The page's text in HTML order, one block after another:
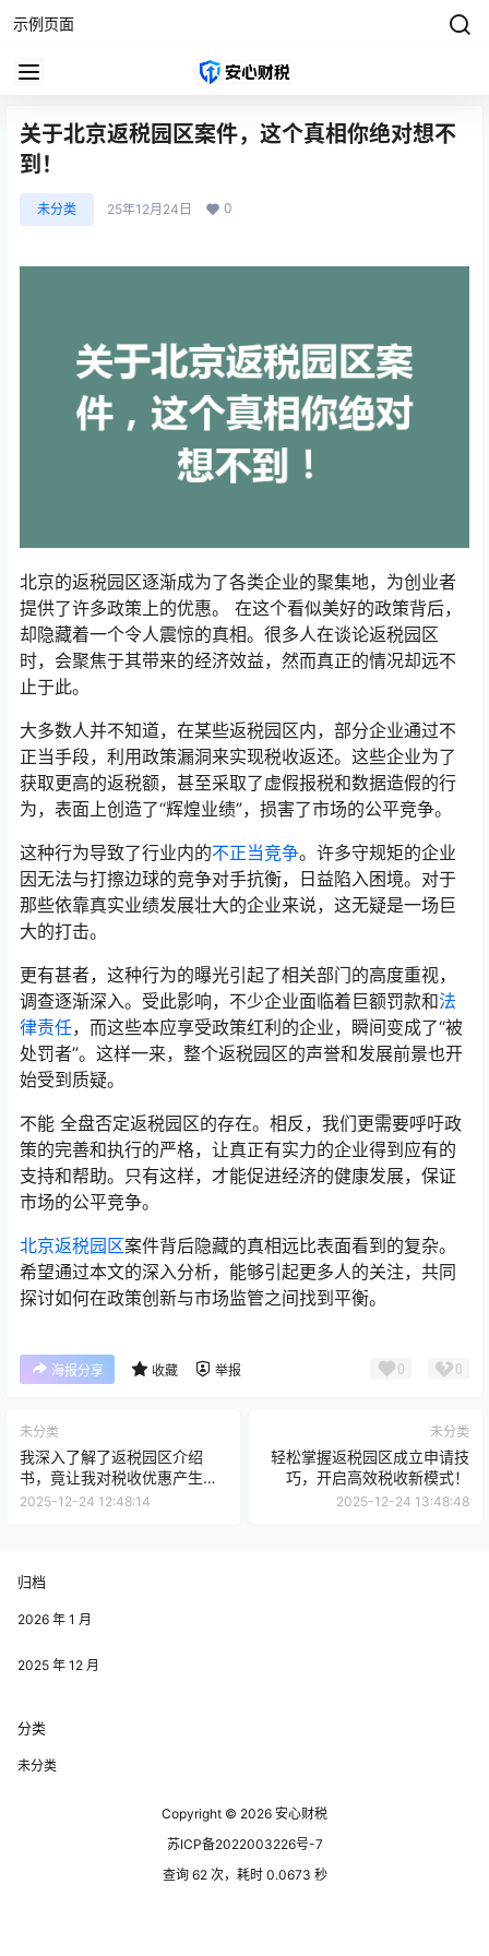
示例页面
关于北京返税园区案件，这个真相你绝对想不
到！
未分类 25年12月24日 0
北京的返税园区逐渐成为了各类企业的聚集地，为创业者
提供了许多政策上的优惠。 在这个看似美好的政策背后，
却隐藏着一个令人震惊的真相。很多人在谈论返税园区
时，会聚焦于其带来的经济效益，然而真正的情况却远不
止于此。
大多数人并不知道，在某些返税园区内，部分企业通过不
正当手段，利用政策漏洞来实现税收返还。这些企业为了
获取更高的返税额，甚至采取了虚假报税和数据造假的行
为，表面上创造了“辉煌业绩”，损害了市场的公平竞争。
这种行为导致了行业内的不正当竞争。许多守规矩的企业
因无法与打擦边球的竞争对手抗衡，日益陷入困境。对于
那些依靠真实业绩发展壮大的企业来说，这无疑是一场巨
大的打击。
更有甚者，这种行为的曝光引起了相关部门的高度重视，
调查逐渐深入。受此影响，不少企业面临着巨额罚款和法
律责任，而这些本应享受政策红利的企业，瞬间变成了“被
处罚者”。这样一来，整个返税园区的声誉和发展前景也开
始受到质疑。
不能 全盘否定返税园区的存在。相反，我们更需要呼吁政
策的完善和执行的严格，让真正有实力的企业得到应有的
支持和帮助。只有这样，才能促进经济的健康发展，保证
市场的公平竞争。
北京返税园区案件背后隐藏的真相远比表面看到的复杂。
希望通过本文的深入分析，能够引起更多人的关注，共同
探讨如何在政策创新与市场监管之间找到平衡。
海报分享 收藏 举报 0 0
未分类
我深入了解了返税园区介绍
书，竟让我对税收优惠产生了
新认知！
2025-12-24 12:48:14
未分类
轻松掌握返税园区成立申请技
巧，开启高效税收新模式！
2025-12-24 13:48:48
归档
2026 年 1 月
2025 年 12 月
分类
未分类
Copyright © 2026 安心财税
苏ICP备2022003226号-7
查询 62 次，耗时 0.0673 秒